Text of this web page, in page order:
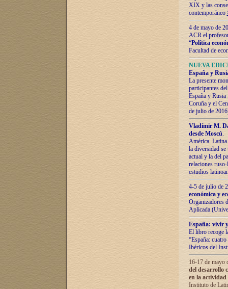
XIX y las
contemporáneo
4 de mayo de
ACR el
“Política
Facultad de
NUEVA
España y
La presente
participantes
España y
Coruña y el
de julio de
Vladímir М.
desde Moscú.
América Latina
la diversidad
actual у lа del
relaciones
estudios
4-5 de julio de
económica y
Organizadores
Aplicada
España: vivir
El libro recoge
“España:
Ibéricos del
16-17 de mayo
del desarrollo
en la
Instituto de